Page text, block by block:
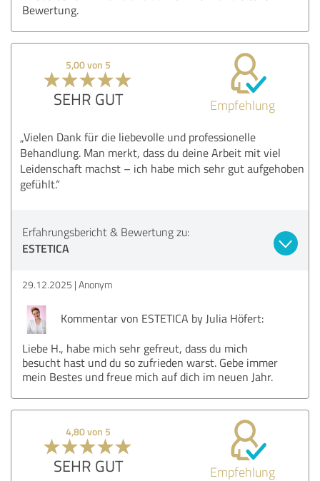
Bewertung.
5,00 von 5
SEHR GUT Empfehlung
„Vielen Dank für die liebevolle und professionelle
Behandlung. Man merkt, dass du deine Arbeit mit viel
Leidenschaft machst – ich habe mich sehr gut aufgehoben
gefühlt.“
Erfahrungsbericht & Bewertung zu:
ESTETICA
29.12.2025 Anonym
Kommentar von ESTETICA by Julia Höfert:
Liebe H., habe mich sehr gefreut, dass du mich
besucht hast und du so zufrieden warst. Gebe immer
mein Bestes und freue mich auf dich im neuen Jahr.
4,80 von 5
SEHR GUT Empfehlung